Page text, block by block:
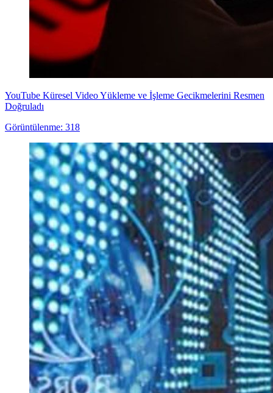
YouTube Küresel Video Yükleme ve İşleme Gecikmelerini Resmen
Doğruladı
Görüntülenme: 318